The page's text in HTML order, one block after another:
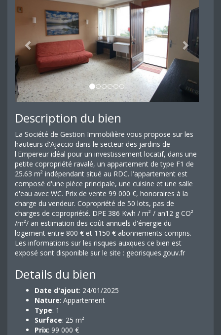
Description du bien
La Société de Gestion Immobilière vous propose sur les
hauteurs d'Ajaccio dans le secteur des jardins de
l'Empereur idéal pour un investissement locatif, dans une
petite copropriété ravalé, un appartement de type F1 de
25.63 m² indépendant situé au RDC. l'appartement est
composé d'une pièce principale, une cuisine et une salle
d'eau avec WC. Prix de vente 99 000 €, honoraires à la
charge du vendeur. Copropriété de 50 lots, pas de
charges de copropriété. DPE 386 Kwh / m² / an12 g CO²
/m²/ an estimation des coût annuels d'énergie du
logement entre 800 € et 1150 € abonnements compris.
Les informations sur les risques auxques ce bien est
exposé sont disponible sur le site : georisques.gouv.fr
Details du bien
Date d'ajout: 24/01/2025
Nature: Appartement
Type: 1
Surface: 25 m²
Prix: 99 000 €